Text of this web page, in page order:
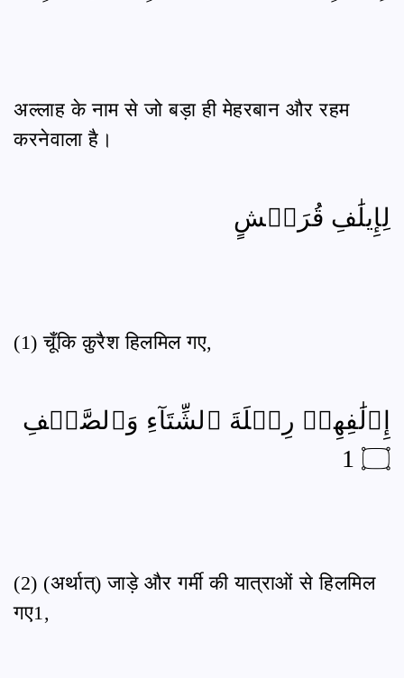
अल्लाह के नाम से जो बड़ा ही मेहरबान और रहम
करनेवाला है।
لِإِيلَٰفِ قُرَيۡشٍ
(1) चूँकि क़ुरैश हिलमिल गए,
إِۦلَٰفِهِمۡ رِحۡلَةَ ٱلشِّتَآءِ وَٱلصَّيۡفِ
۝ 1
(2) (अर्थात्) जाड़े और गर्मी की यात्राओं से हिलमिल
गए1,